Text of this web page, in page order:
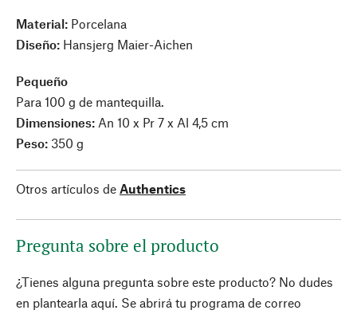
Material: Porcelana
Diseño: Hansjerg Maier-Aichen
Pequeño
Para 100 g de mantequilla.
Dimensiones: An 10 x Pr 7 x Al 4,5 cm
Peso: 350 g
Otros artículos de Authentics
Pregunta sobre el producto
¿Tienes alguna pregunta sobre este producto? No dudes
en plantearla aquí. Se abrirá tu programa de correo